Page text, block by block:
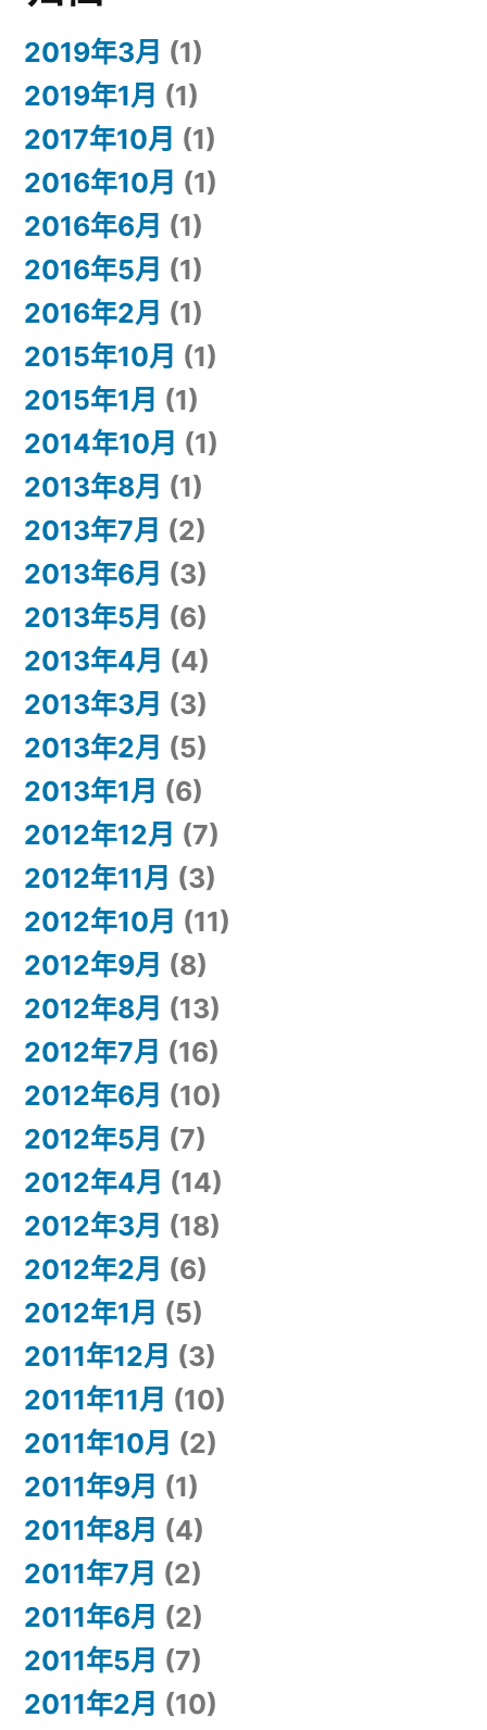
2019年3月 (1)
2019年1月 (1)
2017年10月 (1)
2016年10月 (1)
2016年6月 (1)
2016年5月 (1)
2016年2月 (1)
2015年10月 (1)
2015年1月 (1)
2014年10月 (1)
2013年8月 (1)
2013年7月 (2)
2013年6月 (3)
2013年5月 (6)
2013年4月 (4)
2013年3月 (3)
2013年2月 (5)
2013年1月 (6)
2012年12月 (7)
2012年11月 (3)
2012年10月 (11)
2012年9月 (8)
2012年8月 (13)
2012年7月 (16)
2012年6月 (10)
2012年5月 (7)
2012年4月 (14)
2012年3月 (18)
2012年2月 (6)
2012年1月 (5)
2011年12月 (3)
2011年11月 (10)
2011年10月 (2)
2011年9月 (1)
2011年8月 (4)
2011年7月 (2)
2011年6月 (2)
2011年5月 (7)
2011年2月 (10)